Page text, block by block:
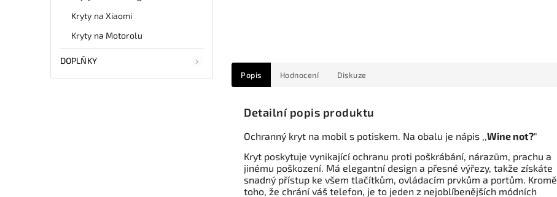
Kryty na Xiaomi
Kryty na Motorolu
DOPLŇKY
Popis Hodnocení Diskuze
Detailní popis produktu
Ochranný kryt na mobil s potiskem. Na obalu je nápis ,,Wine not?"
Kryt poskytuje vynikající ochranu proti poškrábání, nárazům, prachu a
jinému poškození. Má elegantní design a přesné výřezy, takže získáte
snadný přístup ke všem tlačítkům, ovládacím prvkům a portům. Kromě
toho, že chrání váš telefon, je to jeden z nejoblíbenějších módních